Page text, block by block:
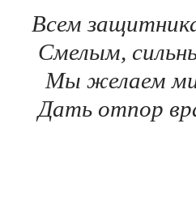
Всем
Смелым,
Мы желаем
Дать отпор